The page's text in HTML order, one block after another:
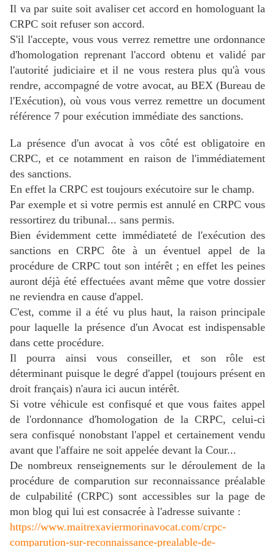
Il va par suite soit avaliser cet accord en homologuant la
CRPC soit refuser son accord.
S'il l'accepte, vous vous verrez remettre une ordonnance
d'homologation reprenant l'accord obtenu et validé par
l'autorité judiciaire et il ne vous restera plus qu'à vous
rendre, accompagné de votre avocat, au BEX (Bureau de
l'Exécution), où vous vous verrez remettre un document
référence 7 pour exécution immédiate des sanctions.
La présence d'un avocat à vos côté est obligatoire en
CRPC, et ce notamment en raison de l'immédiatement
des sanctions.
En effet la CRPC est toujours exécutoire sur le champ.
Par exemple et si votre permis est annulé en CRPC vous
ressortirez du tribunal... sans permis.
Bien évidemment cette immédiateté de l'exécution des
sanctions en CRPC ôte à un éventuel appel de la
procédure de CRPC tout son intérêt ; en effet les peines
auront déjà été effectuées avant même que votre dossier
ne reviendra en cause d'appel.
C'est, comme il a été vu plus haut, la raison principale
pour laquelle la présence d'un Avocat est indispensable
dans cette procédure.
Il pourra ainsi vous conseiller, et son rôle est
déterminant puisque le degré d'appel (toujours présent en
droit français) n'aura ici aucun intérêt.
Si votre véhicule est confisqué et que vous faites appel
de l'ordonnance d'homologation de la CRPC, celui-ci
sera confisqué nonobstant l'appel et certainement vendu
avant que l'affaire ne soit appelée devant la Cour...
De nombreux renseignements sur le déroulement de la
procédure de comparution sur reconnaissance préalable
de culpabilité (CRPC) sont accessibles sur la page de
mon blog qui lui est consacrée à l'adresse suivante :
https://www.maitrexaviermorinavocat.com/crpc-
comparution-sur-reconnaissance-prealable-de-